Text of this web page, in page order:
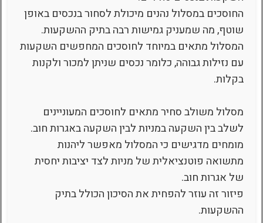
החוסכים במסלול נהנים מיכולת לסחור בנכסים באופן
שוטף, מה שמעניק גמישות רבה בתיק ההשקעות.
המסלול מתאים במיוחד לחוסכים המחפשים השקעות
עם נזילות גבוהה, כלומר נכסים שניתן למכור ולקנות
בקלות.
מסלול משולב סחיר מתאים לחוסכים המעוניינים
לשלב בין השקעה במניות לבין השקעה באגרות חוב.
מומחים מדגישים כי המסלול מאפשר ליהנות
מתשואה פוטנציאלית של מניות לצד יציבות יחסית
של אגרות חוב.
פיזור זה עוזר להפחית את הסיכון הכולל בתיק
ההשקעות.